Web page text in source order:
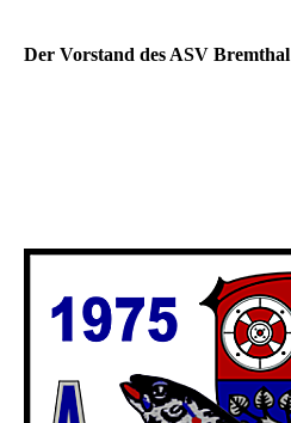
Der Vorstand des ASV Bremthal